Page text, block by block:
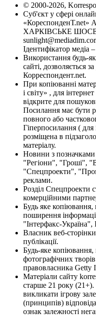
© 2000-2026,
Суб'єкт у сфері
«КореспонденТ.net»
ХАРКІВСЬКЕ ШОСЕ,
Ідентифікатор медіа
Використання будь-
сайті, дозволяється
Корреспондент.net.
При копіюванні
і світу» , для
відкрите для
Посилання має бути
повного або
Гіперпосилання (
розміщена в
матеріалу.
Новини з
"Регіони", "Гроші",
"Спецпроекти",
реклами.
Розділ Спецпроекти
комерційними
Будь яке копіювання,
поширення
"Інтерфакс-Україна",
Власник веб-
публікації.
Будь-яке копіювання,
фотографічних творів
правовласника Getty
Матеріали сайту
старше 21 року (21+).
викликати ігрову
(принципів)
ознак залежності